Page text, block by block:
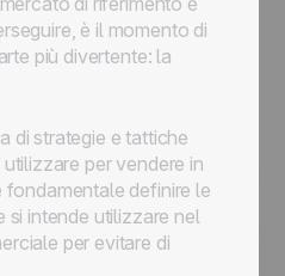
è il momento di
più divertente: la
di strategie e tattiche
per vendere in
definire le
intende utilizzare nel
per evitare di